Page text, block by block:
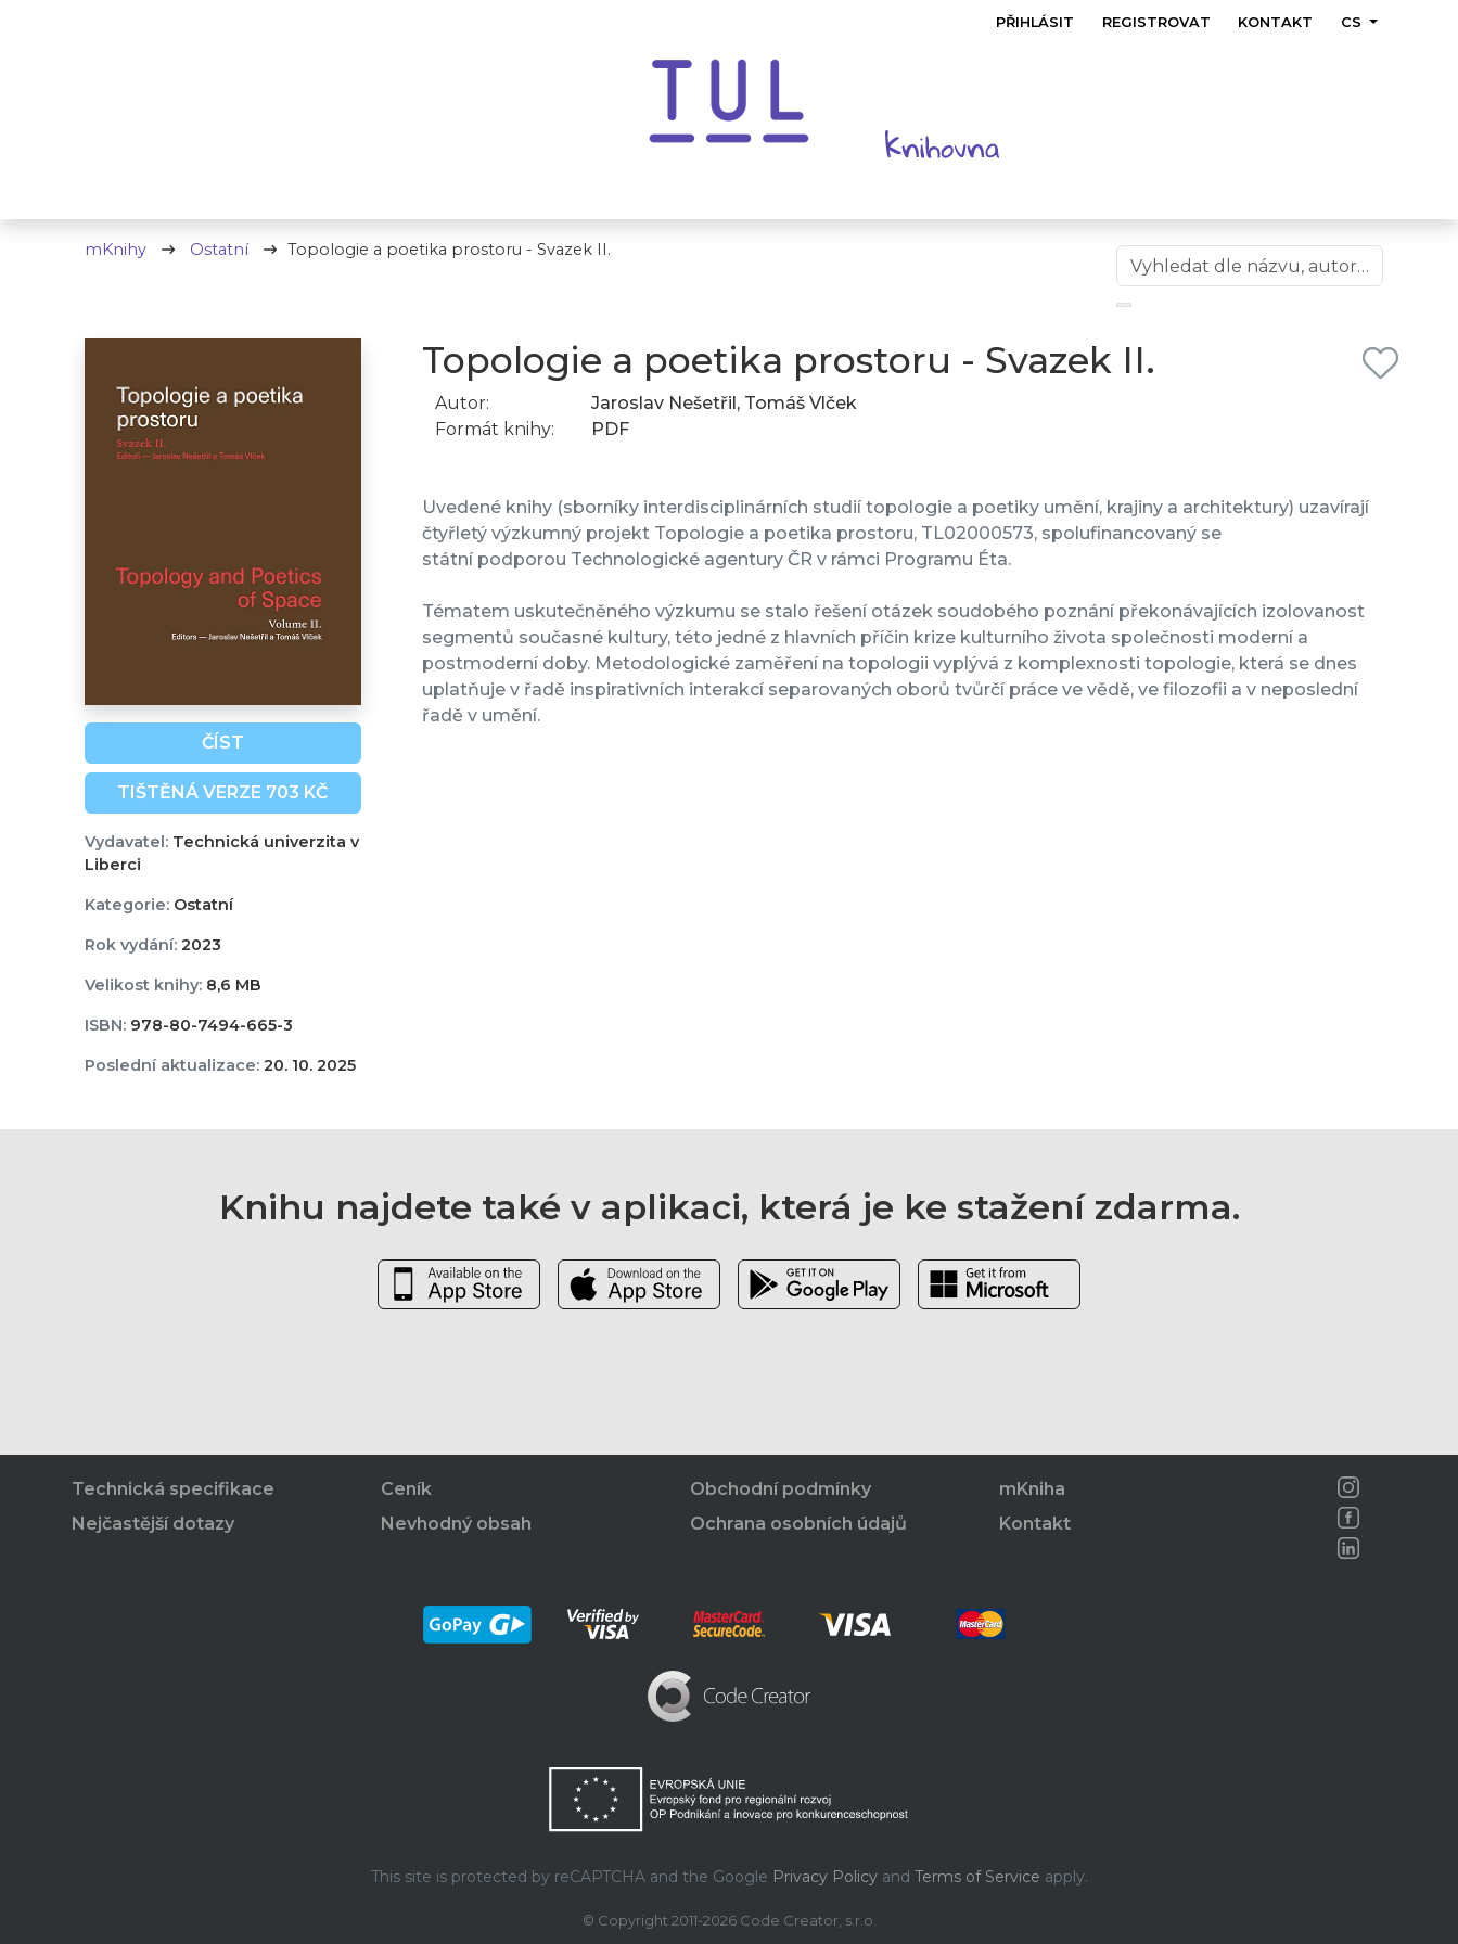
PŘIHLÁSIT REGISTROVAT KONTAKT CS
mKnihy Ostatní Topologie a poetika prostoru - Svazek II.
ČÍST
TIŠTĚNÁ VERZE 703 KČ
Vydavatel:Technická univerzita v
Liberci
Kategorie:Ostatní
Rok vydání:2023
Velikost knihy:8,6 MB
ISBN:978-80-7494-665-3
Poslední aktualizace:20. 10. 2025
Topologie a poetika prostoru - Svazek II.
Autor:
Jaroslav Nešetřil, Tomáš Vlček
Formát knihy:
PDF
Uvedené knihy (sborníky interdisciplinárních studií topologie a poetiky umění, krajiny a architektury) uzavírají
čtyřletý výzkumný projekt Topologie a poetika prostoru, TL02000573, spolufinancovaný se
státní podporou Technologické agentury ČR v rámci Programu Éta.
Tématem uskutečněného výzkumu se stalo řešení otázek soudobého poznání překonávajících izolovanost
segmentů současné kultury, této jedné z hlavních příčin krize kulturního života společnosti moderní a
postmoderní doby. Metodologické zaměření na topologii vyplývá z komplexnosti topologie, která se dnes
uplatňuje v řadě inspirativních interakcí separovaných oborů tvůrčí práce ve vědě, ve filozofii a v neposlední
řadě v umění.
Knihu najdete také v aplikaci, která je ke stažení zdarma.
Technická specifikace
Nejčastější dotazy
Ceník
Nevhodný obsah
Obchodní podmínky
Ochrana osobních údajů
mKniha
Kontakt
This site is protected by reCAPTCHA and the Google Privacy Policyand Terms of Service apply.
© Copyright 2011-2026 Code Creator, s.r.o.